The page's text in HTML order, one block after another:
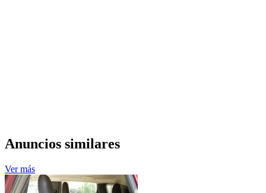
Anuncios similares
Ver más